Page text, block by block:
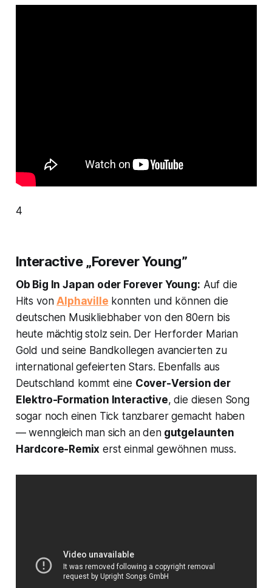
4
Interactive „Forever Young”
Ob Big In Japan oder Forever Young: Auf die
Hits vonAlphaville konnten und können die
deutschen Musikliebhaber von den 80ern bis
heute mächtig stolz sein. Der Herforder Marian
Gold und seine Bandkollegen avancierten zu
international gefeierten Stars. Ebenfalls aus
Deutschland kommt eine Cover-Version der
Elektro-Formation Interactive, die diesen Song
sogar noch einen Tick tanzbarer gemacht haben
— wenngleich man sich an dengutgelaunten
Hardcore-Remix erst einmal gewöhnen muss.